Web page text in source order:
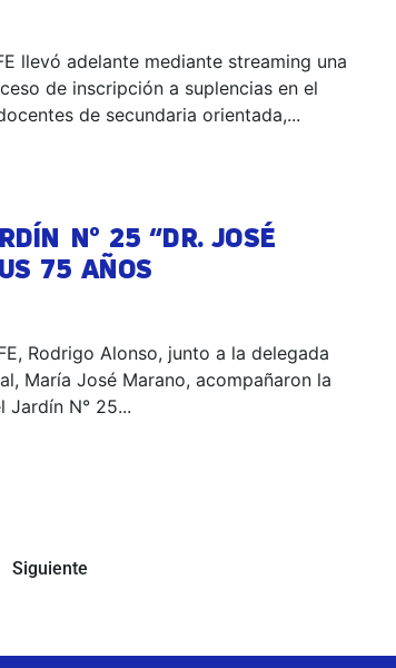
llevó adelante mediante streaming una
de inscripción a suplencias en el
de secundaria orientada,...
N° 25 “DR. JOSÉ
75 AÑOS
Rodrigo Alonso, junto a la delegada
María José Marano, acompañaron la
Jardín N° 25...
Siguiente